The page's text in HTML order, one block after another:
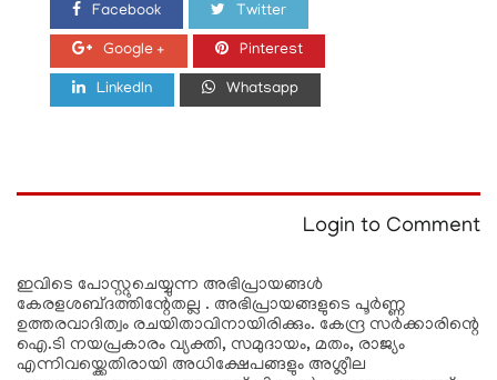
Facebook Twitter
Google + Pinterest
LinkedIn Whatsapp
Login to Comment
ഇവിടെ പോസ്റ്റുചെയ്യുന്ന അഭിപ്രായങ്ങള്‍
കേരളശബ്‌ദത്തിന്റേതല്ല . അഭിപ്രായങ്ങളുടെ പൂര്‍ണ്ണ
ഉത്തരവാദിത്വം രചയിതാവിനായിരിക്കും. കേന്ദ്ര സർക്കാരിന്റെ
ഐ.ടി നയപ്രകാരം വ്യക്തി, സമുദായം, മതം, രാജ്യം
എന്നിവയ്ക്കെതിരായി അധിക്ഷേപങ്ങളും അശ്ലീല